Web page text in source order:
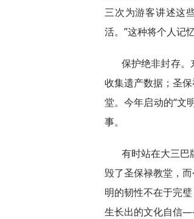
三次为游客讲述这
活。”这种将个人记
保护绝非封存。
收集遗产数据；圣
堂。今年启动的“文
事。
有时站在大三巴
毁了圣保禄教堂，
明的韧性不在于完
生长出的文化自信